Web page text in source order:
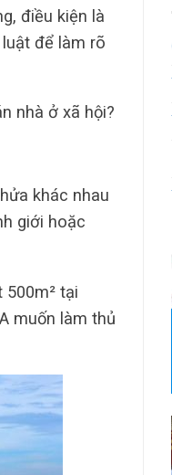
điều kiện là
để làm rõ
nhà ở xã hội?
khác nhau
giới hoặc
tại
muốn làm thủ